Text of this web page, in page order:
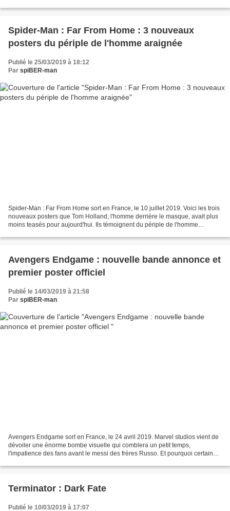
Spider-Man : Far From Home : 3 nouveaux
posters du périple de l'homme araignée
Publié le 25/03/2019 à 18:12
Par spiBER-man
Spider-Man : Far From Home sort en France, le 10 juillet 2019. Voici les trois
nouveaux posters que Tom Holland, l'homme derrière le masque, avait plus
moins teasés pour aujourd'hui. Ils témoignent du périple de l'homme
Avengers Endgame : nouvelle bande annonce et
premier poster officiel
Publié le 14/03/2019 à 21:58
Par spiBER-man
Avengers Endgame sort en France, le 24 avril 2019. Marvel studios vient de
dévoiler une énorme bombe visuelle qui comblera un petit temps,
l'impatience des fans avant le messi des frères Russo. Et pourquoi certains
Terminator : Dark Fate
Publié le 10/03/2019 à 17:07